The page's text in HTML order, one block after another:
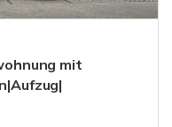
mit